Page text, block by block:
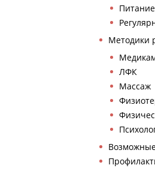
Методики
ЛФК
Массаж